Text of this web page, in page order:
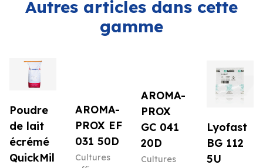
Autres articles dans cette
gamme
Poudre
de lait
écrémé
QuickMil
AROMA-
PROX EF
031 50D
Cultures
AROMA-
PROX
GC 041
20D
Cultures
Lyofast
BG 112
5U